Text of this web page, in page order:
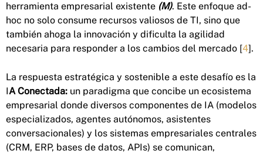
herramienta empresarial existente (M). Este enfoque ad-
hoc no solo consume recursos valiosos de TI, sino que
también ahoga la innovación y dificulta la agilidad
necesaria para responder a los cambios del mercado [4].
La respuesta estratégica y sostenible a este desafío es la
IA Conectada: un paradigma que concibe un ecosistema
empresarial donde diversos componentes de IA (modelos
especializados, agentes autónomos, asistentes
conversacionales) y los sistemas empresariales centrales
(CRM, ERP, bases de datos, APIs) se comunican,